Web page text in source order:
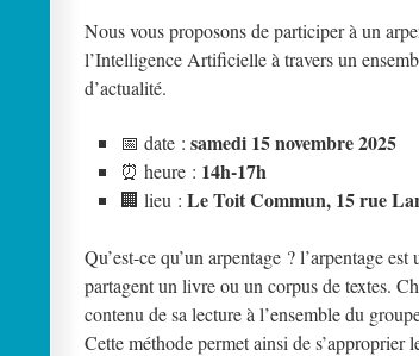
Nous vous proposons de participer à un
l’Intelligence Artificielle à travers un
d’actualité.
📅 date : samedi 15 novembre 2025
⏰ heure : 14h-17h
🏢 lieu : Le Toit Commun, 15 rue
Qu’est-ce qu’un arpentage ? l’arpentage
partagent un livre ou un corpus de textes.
contenu de sa lecture à l’ensemble du
Cette méthode permet ainsi de